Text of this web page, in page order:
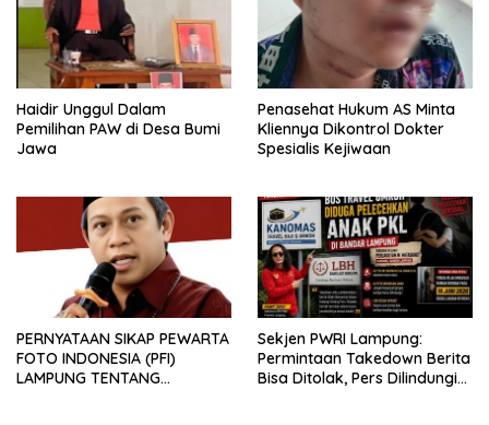
Haidir Unggul Dalam
Pemilihan PAW di Desa Bumi
Jawa
Penasehat Hukum AS Minta
Kliennya Dikontrol Dokter
Spesialis Kejiwaan
PERNYATAAN SIKAP PEWARTA
FOTO INDONESIA (PFI)
LAMPUNG TENTANG
Sekjen PWRI Lampung:
Permintaan Takedown Berita
Bisa Ditolak, Pers Dilindungi